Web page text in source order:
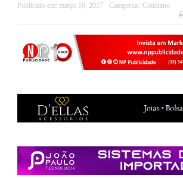
Publicado em: março 10, 2017 Categorias: Cotidiano